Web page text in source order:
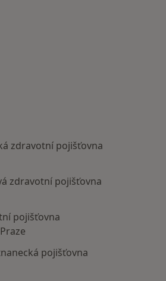
zdravotní pojišťovna
zdravotní pojišťovna
pojišťovna
pojišťovna